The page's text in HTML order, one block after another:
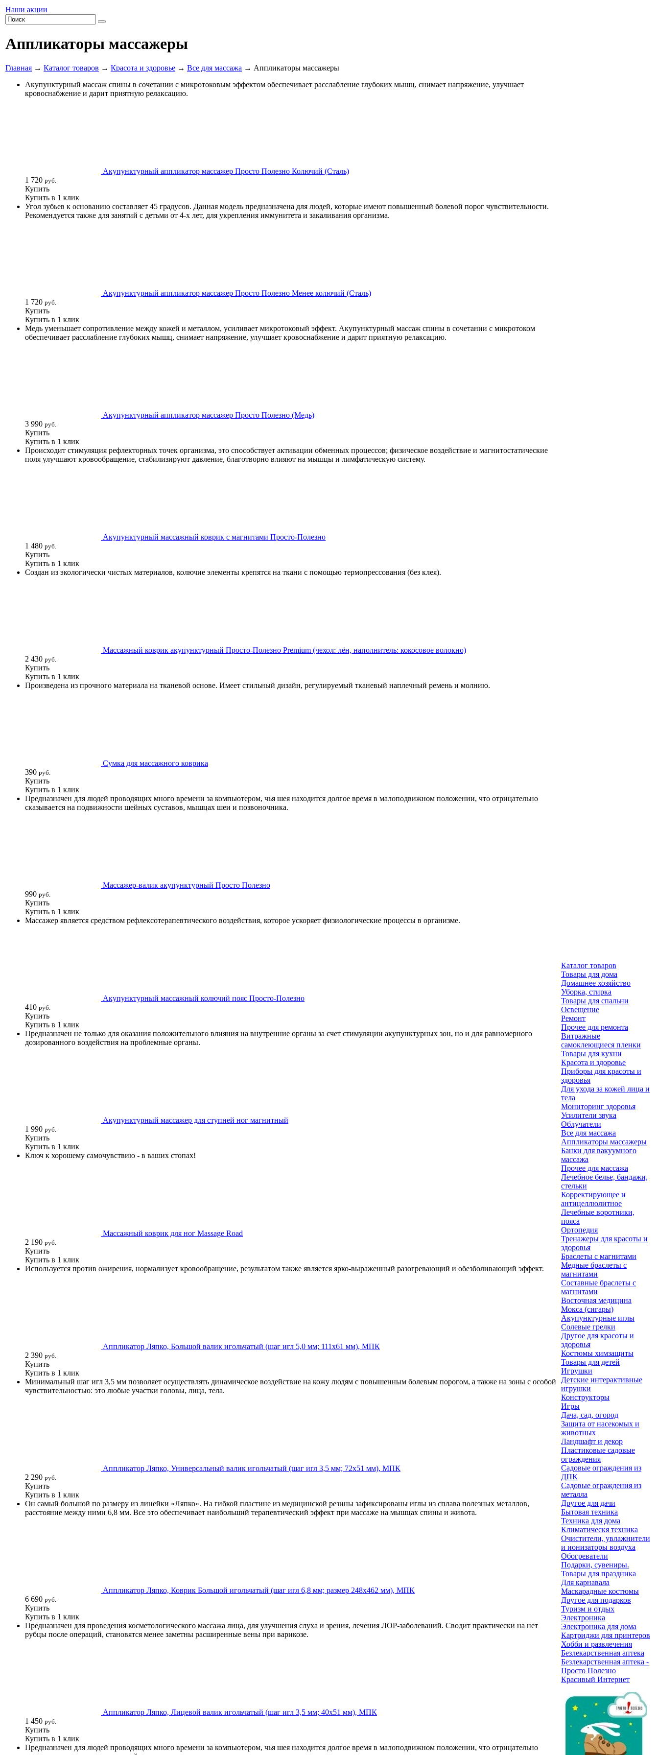
Наши акции
Аппликаторы массажеры
Главная → Каталог товаров → Красота и здоровье → Все для массажа → Аппликаторы массажеры
Акупунктурный массаж спины в сочетании с микротоковым эффектом обеспечивает расслабление глубоких мышц, снимает напряжение, улучшает
кровоснабжение и дарит приятную релаксацию.
Акупунктурный аппликатор массажер Просто Полезно Колючий (Сталь)
1 720 руб.
Купить
Купить в 1 клик
Угол зубьев к основанию составляет 45 градусов. Данная модель предназначена для людей, которые имеют повышенный болевой порог чувствительности.
Рекомендуется также для занятий с детьми от 4-х лет, для укрепления иммунитета и закаливания организма.
Акупунктурный аппликатор массажер Просто Полезно Менее колючий (Сталь)
1 720 руб.
Купить
Купить в 1 клик
Медь уменьшает сопротивление между кожей и металлом, усиливает микротоковый эффект. Акупунктурный массаж спины в сочетании с микротоком
обеспечивает расслабление глубоких мышц, снимает напряжение, улучшает кровоснабжение и дарит приятную релаксацию.
Акупунктурный аппликатор массажер Просто Полезно (Медь)
3 990 руб.
Купить
Купить в 1 клик
Происходит стимуляция рефлекторных точек организма, это способствует активации обменных процессов; физическое воздействие и магнитостатические
поля улучшают кровообращение, стабилизируют давление, благотворно влияют на мышцы и лимфатическую систему.
Акупунктурный массажный коврик с магнитами Просто-Полезно
1 480 руб.
Купить
Купить в 1 клик
Создан из экологически чистых материалов, колючие элементы крепятся на ткани с помощью термопрессования (без клея).
Массажный коврик акупунктурный Просто-Полезно Premium (чехол: лён, наполнитель: кокосовое волокно)
2 430 руб.
Купить
Купить в 1 клик
Произведена из прочного материала на тканевой основе. Имеет стильный дизайн, регулируемый тканевый наплечный ремень и молнию.
Сумка для массажного коврика
390 руб.
Купить
Купить в 1 клик
Предназначен для людей проводящих много времени за компьютером, чья шея находится долгое время в малоподвижном положении, что отрицательно
сказывается на подвижности шейных суставов, мышцах шеи и позвоночника.
Массажер-валик акупунктурный Просто Полезно
990 руб.
Купить
Купить в 1 клик
Массажер является средством рефлексотерапевтического воздействия, которое ускоряет физиологические процессы в организме.
Акупунктурный массажный колючий пояс Просто-Полезно
410 руб.
Купить
Купить в 1 клик
Предназначен не только для оказания положительного влияния на внутренние органы за счет стимуляции акупунктурных зон, но и для равномерного
дозированного воздействия на проблемные органы.
Акупунктурный массажер для ступней ног магнитный
1 990 руб.
Купить
Купить в 1 клик
Ключ к хорошему самочувствию - в ваших стопах!
Массажный коврик для ног Massage Road
2 190 руб.
Купить
Купить в 1 клик
Используется против ожирения, нормализует кровообращение, результатом также является ярко-выраженный разогревающий и обезболивающий эффект.
Аппликатор Ляпко, Большой валик игольчатый (шаг игл 5,0 мм; 111х61 мм), МПК
2 390 руб.
Купить
Купить в 1 клик
Минимальный шаг игл 3,5 мм позволяет осуществлять динамическое воздействие на кожу людям с повышенным болевым порогом, а также на зоны с особой
чувствительностью: это любые участки головы, лица, тела.
Аппликатор Ляпко, Универсальный валик игольчатый (шаг игл 3,5 мм; 72х51 мм), МПК
2 290 руб.
Купить
Купить в 1 клик
Он самый большой по размеру из линейки «Ляпко». На гибкой пластине из медицинской резины зафиксированы иглы из сплава полезных металлов,
расстояние между ними 6,8 мм. Все это обеспечивает наибольший терапевтический эффект при массаже на мышцах спины и живота.
Аппликатор Ляпко, Коврик Большой игольчатый (шаг игл 6,8 мм; размер 248х462 мм), МПК
6 690 руб.
Купить
Купить в 1 клик
Предназначен для проведения косметологического массажа лица, для улучшения слуха и зрения, лечения ЛОР-заболеваний. Сводит практически на нет
рубцы после операций, становятся менее заметны расширенные вены при варикозе.
Аппликатор Ляпко, Лицевой валик игольчатый (шаг игл 3,5 мм; 40х51 мм), МПК
1 450 руб.
Купить
Купить в 1 клик
Предназначен для людей проводящих много времени за компьютером, чья шея находится долгое время в малоподвижном положении, что отрицательно
Каталог товаров
Товары для дома
Домашнее хозяйство
Уборка, стирка
Товары для спальни
Освещение
Ремонт
Прочее для ремонта
Витражные
самоклеющиеся пленки
Товары для кухни
Красота и здоровье
Приборы для красоты и
здоровья
Для ухода за кожей лица и
тела
Мониторинг здоровья
Усилители звука
Облучатели
Все для массажа
Аппликаторы массажеры
Банки для вакуумного
массажа
Прочее для массажа
Лечебное белье, бандажи,
стельки
Корректирующее и
антицеллюлитное
Лечебные воротники,
пояса
Ортопедия
Тренажеры для красоты и
здоровья
Браслеты с магнитами
Медные браслеты с
магнитами
Составные браслеты с
магнитами
Восточная медицина
Мокса (сигары)
Акупунктурные иглы
Солевые грелки
Другое для красоты и
здоровья
Костюмы химзащиты
Товары для детей
Игрушки
Детские интерактивные
игрушки
Конструкторы
Игры
Дача, сад, огород
Защита от насекомых и
животных
Ландшафт и декор
Пластиковые садовые
ограждения
Садовые ограждения из
ДПК
Садовые ограждения из
металла
Другое для дачи
Бытовая техника
Техника для дома
Климатическя техника
Очистители, увлажнители
и ионизаторы воздуха
Обогреватели
Подарки, сувениры.
Товары для праздника
Для карнавала
Маскарадные костюмы
Другое для подарков
Туризм и отдых
Электроника
Электроника для дома
Картриджи для принтеров
Хобби и развлечения
Безлекарственная аптека
Безлекарственная аптека -
Просто Полезно
Красивый Интернет